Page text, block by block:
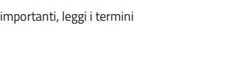
leggi i termini